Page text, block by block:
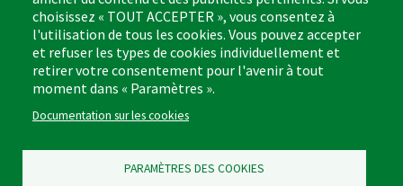
Coupon & Rebate Center
Patents
Privacy Policy
Return Policy
Mopping
Sweeping
Sponges & Scrubbers
Cleaners
Other
choisissez « TOUT ACCEPTER », vous consentez à
l'utilisation de tous les cookies. Vous pouvez accepter
et refuser les types de cookies individuellement et
retirer votre consentement pour l'avenir à tout
moment dans « Paramètres ».
Documentation sur les cookies
PARAMÈTRES DES COOKIES